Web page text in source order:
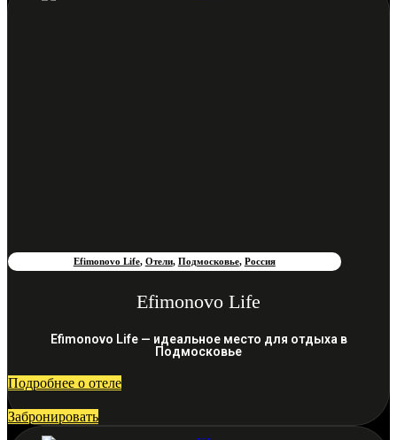
Efimonovo Life, Отели, Подмосковье, Россия
Efimonovo Life
Efimonovo Life — идеальное место для отдыха в
Подмосковье
Подробнее о отеле
Забронировать